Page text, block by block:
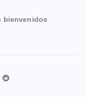
bienvenidos